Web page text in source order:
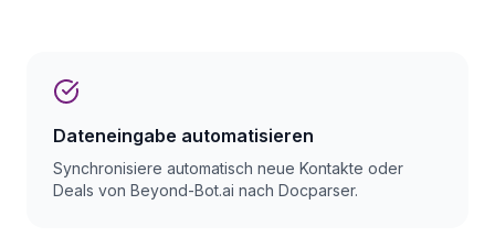
Dateneingabe automatisieren
Synchronisiere automatisch neue Kontakte oder
Deals von Beyond-Bot.ai nach Docparser.